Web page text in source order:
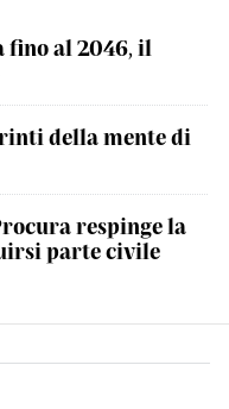
fino al 2046, il
della mente di
respinge la
parte civile